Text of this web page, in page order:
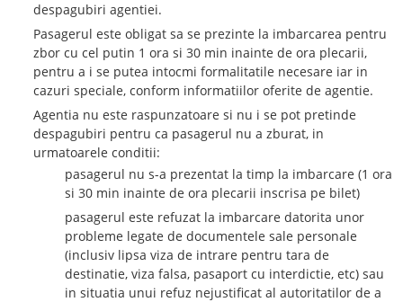
despagubiri agentiei.
Pasagerul este obligat sa se prezinte la imbarcarea pentru
zbor cu cel putin 1 ora si 30 min inainte de ora plecarii,
pentru a i se putea intocmi formalitatile necesare iar in
cazuri speciale, conform informatiilor oferite de agentie.
Agentia nu este raspunzatoare si nu i se pot pretinde
despagubiri pentru ca pasagerul nu a zburat, in
urmatoarele conditii:
pasagerul nu s-a prezentat la timp la imbarcare (1 ora
si 30 min inainte de ora plecarii inscrisa pe bilet)
pasagerul este refuzat la imbarcare datorita unor
probleme legate de documentele sale personale
(inclusiv lipsa viza de intrare pentru tara de
destinatie, viza falsa, pasaport cu interdictie, etc) sau
in situatia unui refuz nejustificat al autoritatilor de a